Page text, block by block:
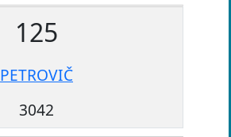
125
PETROVIČ
3042